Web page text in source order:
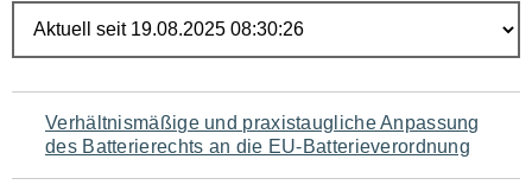
Navigation
für
Verhältnismäßige und praxistaugliche Anpassung
des Batterierechts an die EU-Batterieverordnung